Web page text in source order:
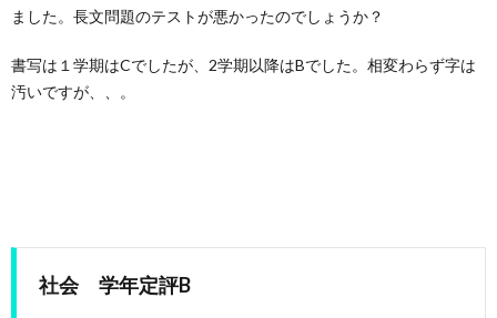
ました。長文問題のテストが悪かったのでしょうか？
書写は１学期はCでしたが、2学期以降はBでした。相変わらず字は
汚いですが、、。
社会 学年定評B